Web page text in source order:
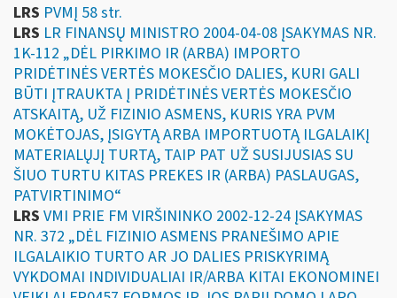
LRS PVMĮ 58 str.
LRS LR FINANSŲ MINISTRO 2004-04-08 ĮSAKYMAS NR.
1K-112 „DĖL PIRKIMO IR (ARBA) IMPORTO
PRIDĖTINĖS VERTĖS MOKESČIO DALIES, KURI GALI
BŪTI ĮTRAUKTA Į PRIDĖTINĖS VERTĖS MOKESČIO
ATSKAITĄ, UŽ FIZINIO ASMENS, KURIS YRA PVM
MOKĖTOJAS, ĮSIGYTĄ ARBA IMPORTUOTĄ ILGALAIKĮ
MATERIALŲJĮ TURTĄ, TAIP PAT UŽ SUSIJUSIAS SU
ŠIUO TURTU KITAS PREKES IR (ARBA) PASLAUGAS,
PATVIRTINIMO“
LRS VMI PRIE FM VIRŠININKO 2002-12-24 ĮSAKYMAS
NR. 372 „DĖL FIZINIO ASMENS PRANEŠIMO APIE
ILGALAIKIO TURTO AR JO DALIES PRISKYRIMĄ
VYKDOMAI INDIVIDUALIAI IR/ARBA KITAI EKONOMINEI